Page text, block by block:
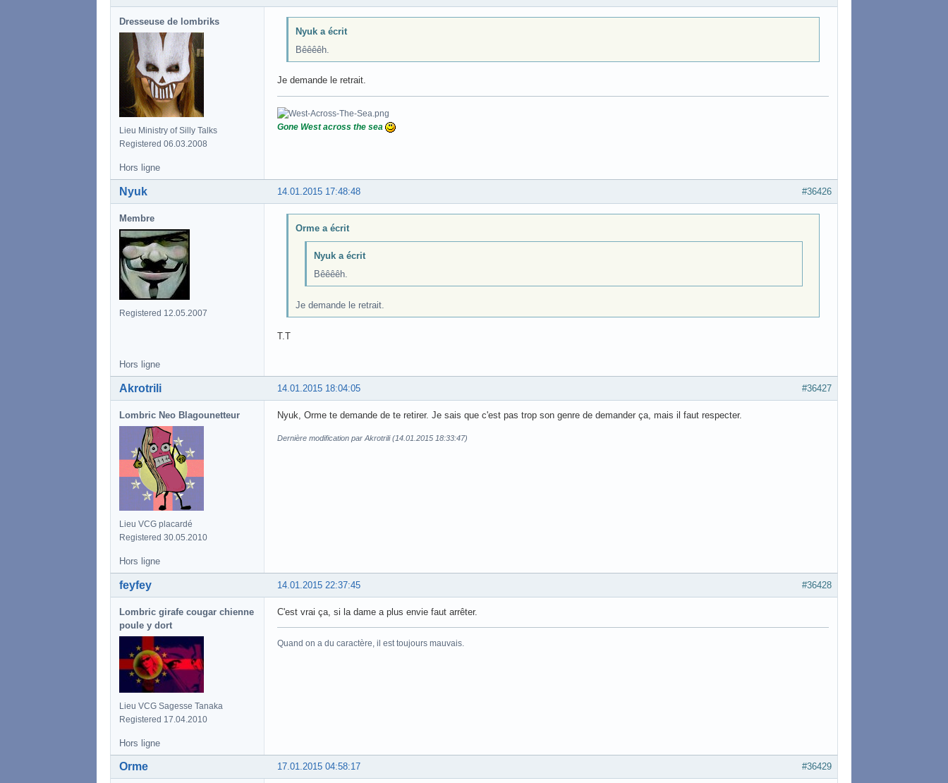
Dresseuse de lombriks
Lieu Ministry of Silly Talks
Registered 06.03.2008
Nyuk a écrit
Bêêêêh.
Je demande le retrait.
Gone West across the sea
Hors ligne
#36426
14.01.2015 17:48:48
Nyuk
Membre
Registered 12.05.2007
Orme a écrit
Nyuk a écrit
Bêêêêh.
Je demande le retrait.
T.T
Hors ligne
#36427
14.01.2015 18:04:05
Akrotrili
Lombric Neo Blagounetteur
Lieu VCG placardé
Registered 30.05.2010
Nyuk, Orme te demande de te retirer. Je sais que c'est pas trop son genre de demander ça, mais il faut respecter.
Dernière modification par Akrotrili (14.01.2015 18:33:47)
Hors ligne
#36428
14.01.2015 22:37:45
feyfey
Lombric girafe cougar chienne
poule y dort
Lieu VCG Sagesse Tanaka
Registered 17.04.2010
C'est vrai ça, si la dame a plus envie faut arrêter.
Quand on a du caractère, il est toujours mauvais.
Hors ligne
#36429
17.01.2015 04:58:17
Orme